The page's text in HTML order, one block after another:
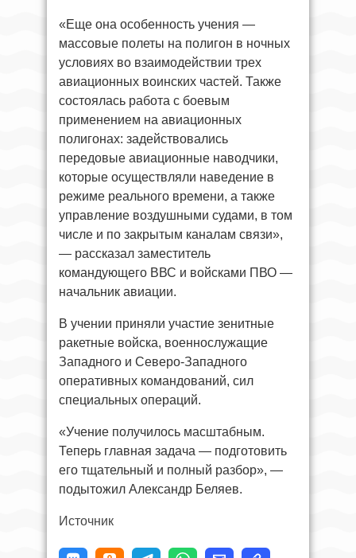
«Еще она особенность учения —
массовые полеты на полигон в ночных
условиях во взаимодействии трех
авиационных воинских частей. Также
состоялась работа с боевым
применением на авиационных
полигонах: задействовались
передовые авиационные наводчики,
которые осуществляли наведение в
режиме реального времени, а также
управление воздушными судами, в том
числе и по закрытым каналам связи»,
— рассказал заместитель
командующего ВВС и войсками ПВО —
начальник авиации.
В учении приняли участие зенитные
ракетные войска, военнослужащие
Западного и Северо-Западного
оперативных командований, сил
специальных операций.
«Учение получилось масштабным.
Теперь главная задача — подготовить
его тщательный и полный разбор», —
подытожил Александр Беляев.
Источник